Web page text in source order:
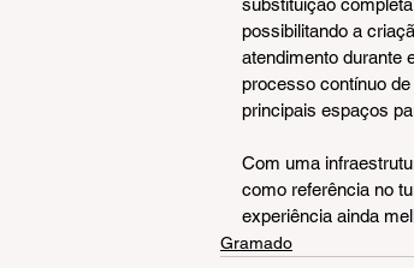
possibilitando a
atendimento durante
processo contínuo
principais espaços
Com uma
como referência no
experiência ainda
Gramado